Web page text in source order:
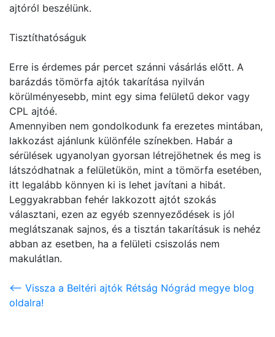
ajtóról beszélünk.
Tisztíthatóságuk
Erre is érdemes pár percet szánni vásárlás előtt. A
barázdás tömörfa ajtók takarítása nyilván
körülményesebb, mint egy sima felületű dekor vagy
CPL ajtóé.
Amennyiben nem gondolkodunk fa erezetes mintában,
lakkozást ajánlunk különféle színekben. Habár a
sérülések ugyanolyan gyorsan létrejöhetnek és meg is
látszódhatnak a felületükön, mint a tömörfa esetében,
itt legalább könnyen ki is lehet javítani a hibát.
Leggyakrabban fehér lakkozott ajtót szokás
választani, ezen az egyéb szennyeződések is jól
meglátszanak sajnos, és a tisztán takarításuk is nehéz
abban az esetben, ha a felületi csiszolás nem
makulátlan.
<-- Vissza a Beltéri ajtók Rétság Nógrád megye blog
oldalra!